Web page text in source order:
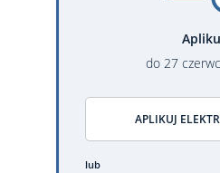
do 27
APLIKUJ
lub